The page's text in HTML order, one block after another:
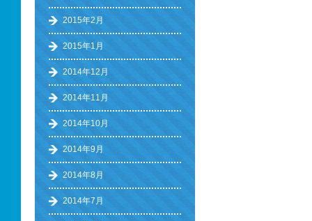
2015年2月
2015年1月
2014年12月
2014年11月
2014年10月
2014年9月
2014年8月
2014年7月